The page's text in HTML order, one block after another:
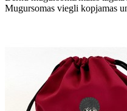
Mugursomas viegli kopjamas